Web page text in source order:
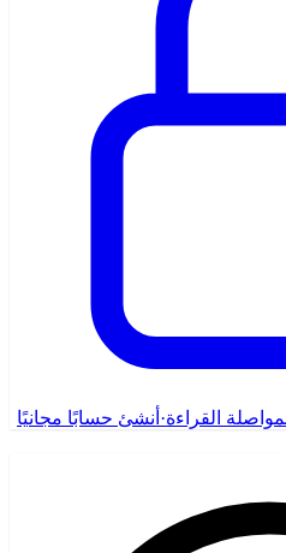
القراءة· أنشئ حسابًا مجانيًا